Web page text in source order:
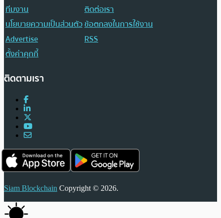
ทีมงาน
ติดต่อเรา
นโยบายความเป็นส่วนตัวข้อตกลงในการใช้งาน
Advertise
RSS
ตั้งค่าคุกกี้
ติดตามเรา
Siam Blockchain Copyright © 2026.